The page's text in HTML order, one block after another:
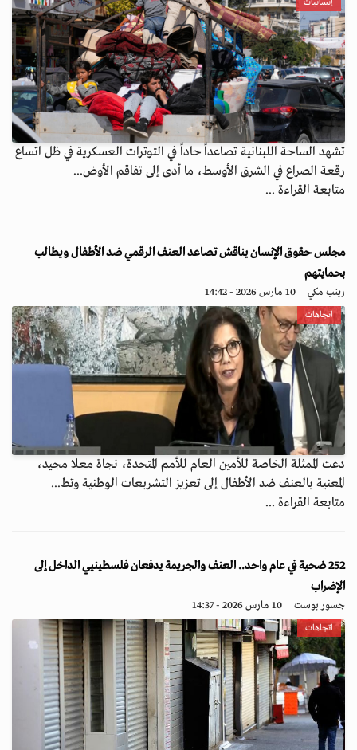
إنسانيات
تشهد الساحة اللبنانية تصاعداً حاداً في التوترات العسكرية في ظل اتساع
رقعة الصراع في الشرق الأوسط، ما أدى إلى تفاقم الأوض...
متابعة القراءة ...
مجلس حقوق الإنسان يناقش تصاعد العنف الرقمي ضد الأطفال ويطالب
بحمايتهم
زينب مكي 10 مارس 2026 - 14:42
اتجاهات
دعت الممثلة الخاصة للأمين العام للأمم المتحدة، نجاة معلا مجيد،
المعنية بالعنف ضد الأطفال إلى تعزيز التشريعات الوطنية وتط...
متابعة القراءة ...
252 ضحية في عام واحد.. العنف والجريمة يدفعان فلسطينيي الداخل إلى
الإضراب
جسور بوست 10 مارس 2026 - 14:37
اتجاهات